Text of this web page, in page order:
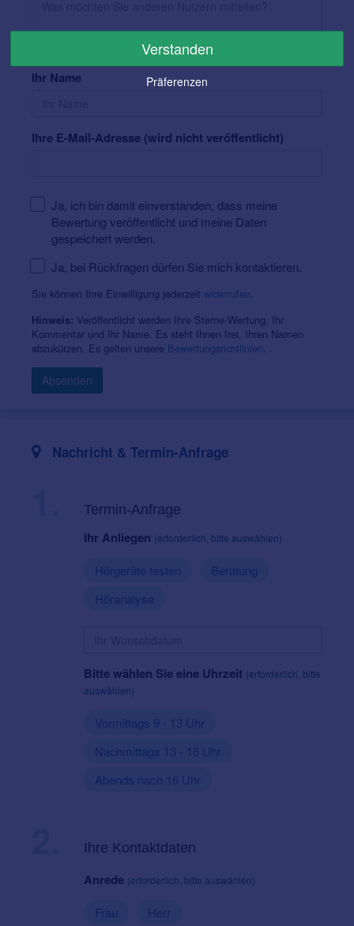
Ihr Name
Ihre E-Mail-Adresse (wird nicht veröffentlicht)
Ja, ich bin damit einverstanden, dass meine
Bewertung veröffentlicht und meine Daten
gespeichert werden.
Ja, bei Rückfragen dürfen Sie mich kontaktieren.
Sie können Ihre Einwilligung jederzeit widerrufen.
Hinweis: Veröffentlicht werden Ihre Sterne-Wertung, Ihr
Kommentar und Ihr Name. Es steht Ihnen frei, Ihren Namen
abzukürzen. Es gelten unsere Bewertungsrichtlinien.
Absenden
Nachricht & Termin-Anfrage
Termin-Anfrage
Ihr Anliegen (erforderlich, bitte auswählen)
Hörgeräte testen
Beratung
Höranalyse
Bitte wählen Sie eine Uhrzeit (erforderlich, bitte
auswählen)
Vormittags 9 - 13 Uhr
Nachmittags 13 - 16 Uhr
Abends nach 16 Uhr
Ihre Kontaktdaten
Anrede (erforderlich, bitte auswählen)
Frau Herr
Verstanden
Präferenzen